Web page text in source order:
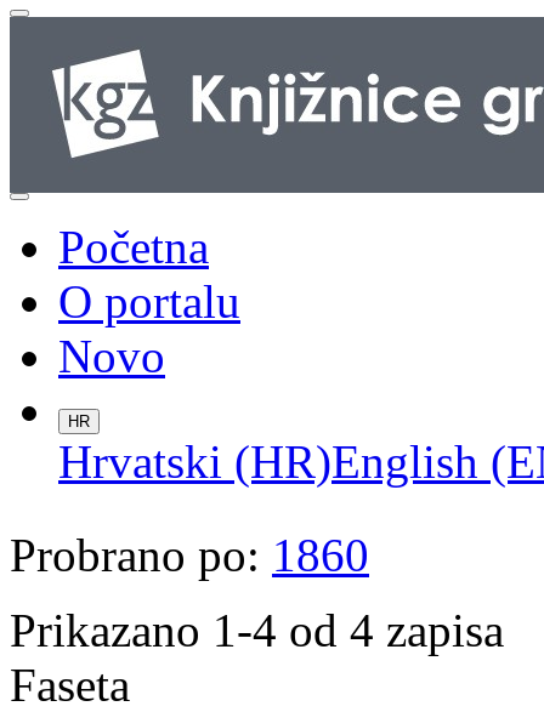
Početna
O portalu
Novo
HR
Hrvatski (HR)English
Probrano po: 1860
Prikazano 1-4 od 4 zapisa
Faseta